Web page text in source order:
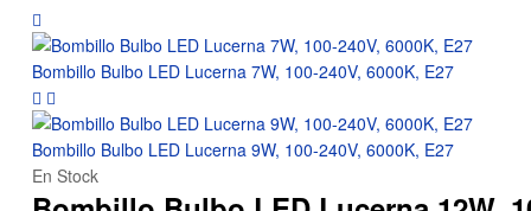
Bombillo Bulbo LED Lucerna 7W, 100-240V, 6000K, E27
Bombillo Bulbo LED Lucerna 9W, 100-240V, 6000K, E27
En Stock